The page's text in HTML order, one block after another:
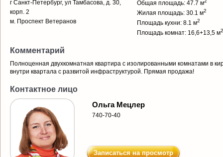
г Санкт-Петербург, ул Тамбасова, д. 30,
корп. 2
м. Проспект Ветеранов
Общая площадь: 47.7 м
Жилая площадь: 30.1 м2
Площадь кухни: 8.1 м2
Площадь комнат: 16,6+13,5 м2
Комментарий
Полноценная двухкомнатная квартира с изолированными комнатами в
внутри квартала с развитой инфраструктурой. Прямая продажа!
Контактное лицо
Ольга Мецлер
740-70-40
Записаться на просмотр